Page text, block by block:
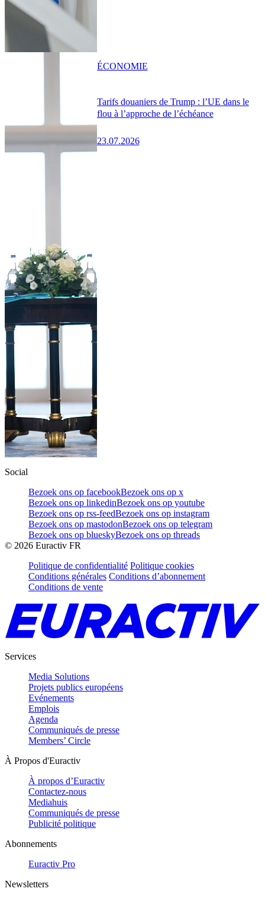
Tarifs douaniers de Trump : l’UE dans le
flou à l’approche de l’échéance
23.07.2026
ÉCONOMIE
Social
Bezoek ons op facebookBezoek ons op x
Bezoek ons op linkedinBezoek ons op youtube
Bezoek ons op rss-feedBezoek ons op instagram
Bezoek ons op mastodonBezoek ons op telegram
Bezoek ons op blueskyBezoek ons op threads
© 2026 Euractiv FR
Politique de confidentialité Politique cookies
Conditions générales Conditions d’abonnement
Conditions de vente
Services
Media Solutions
Projets publics européens
Evénements
Emplois
Agenda
Communiqués de presse
Members’ Circle
À Propos d'Euractiv
À propos d’Euractiv
Contactez-nous
Mediahuis
Communiqués de presse
Publicité politique
Abonnements
Euractiv Pro
Newsletters